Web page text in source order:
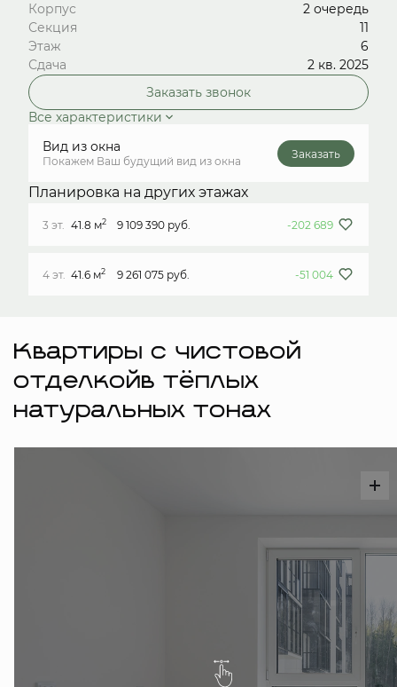
Корпус
2 очередь
Секция
11
Этаж
6
Сдача
2 кв. 2025
Заказать звонок
Все характеристики
Вид из окна
Покажем Ваш будущий вид из окна
Заказать
Планировка на других этажах
3 эт. 41.8 м2 9 109 390 руб. -202 689
4 эт. 41.6 м2 9 261 075 руб. -51 004
Квартиры с чистовой
отделкойв тёплых
натуральных тонах